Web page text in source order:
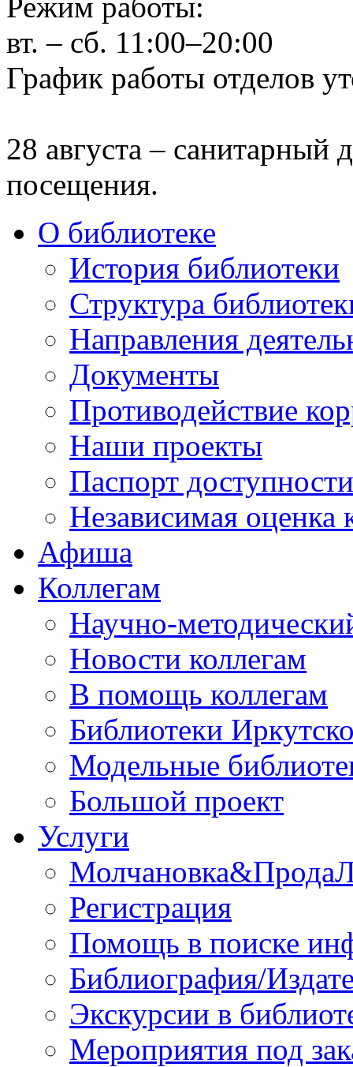
вт. – сб. 11:00–20:00
График работы отделов
28 августа – санитарный
посещения.
О библиотеке
История библиотеки
Структура
Направления
Документы
Противодействие
Наши проекты
Паспорт доступности
Независимая оценка
Афиша
Коллегам
Научно-
Новости коллегам
В помощь коллегам
Библиотеки
Модельные
Большой проект
Услуги
Регистрация
Помощь в поиске
Библиография/
Экскурсии в
Мероприятия под